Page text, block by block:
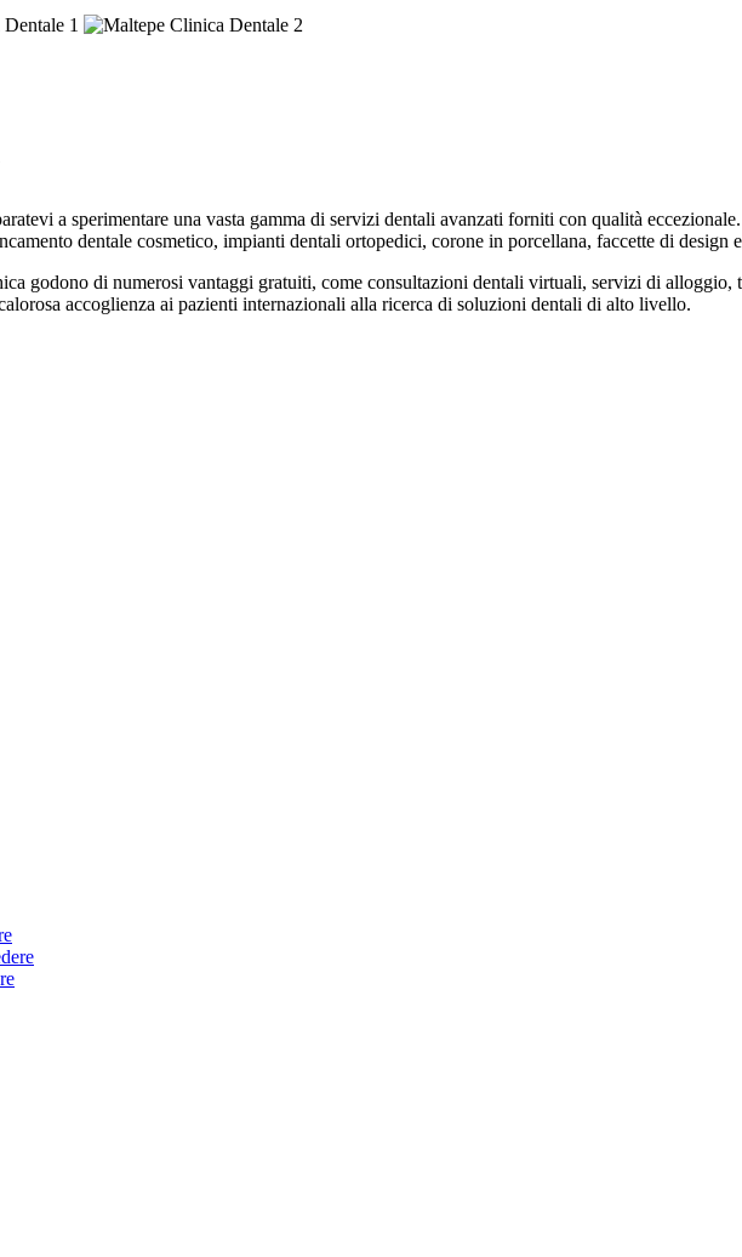
a sperimentare una vasta gamma di servizi dentali avanzati forniti con qualità
dentale cosmetico, impianti dentali ortopedici, corone in porcellana, faccette di design
godono di numerosi vantaggi gratuiti, come consultazioni dentali virtuali, servizi di alloggio,
accoglienza ai pazienti internazionali alla ricerca di soluzioni dentali di alto livello.